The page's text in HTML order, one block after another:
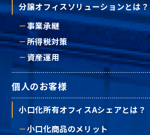
分譲オフィスソリューションとは？
事業承継
所得税対策
資産運用
個人のお客様
小口化所有オフィスAシェアとは？
小口化商品のメリット